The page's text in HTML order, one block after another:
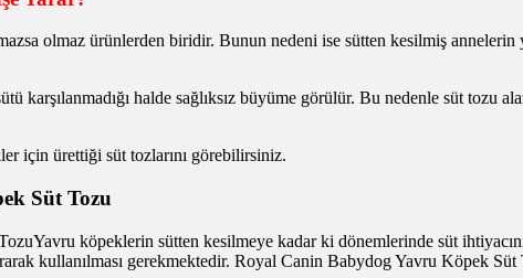
olmaz ürünlerden biridir. Bunun nedeni ise sütten kesilmiş annelerin
karşılanmadığı halde sağlıksız büyüme görülür. Bu nedenle süt tozu
için ürettiği süt tozlarını görebilirsiniz.
Süt Tozu
Yavru köpeklerin sütten kesilmeye kadar ki dönemlerinde süt
kullanılması gerekmektedir. Royal Canin Babydog Yavru Köpek